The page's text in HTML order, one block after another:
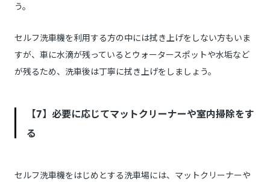
う。
セルフ洗車機を利用する方の中には拭き上げをしない方もいま
すが、車に水滴が残っているとウォータースポットや水垢など
が残るため、洗車後は丁寧に拭き上げをしましょう。
【7】必要に応じてマットクリーナーや室内掃除をす
る
セルフ洗車機をはじめとする洗車場には、マットクリーナーや